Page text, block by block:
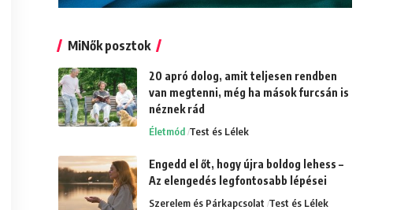
MiNők posztok
20 apró dolog, amit teljesen rendben
van megtenni, még ha mások furcsán is
néznek rád
Életmód Test és Lélek
Engedd el őt, hogy újra boldog lehess –
Az elengedés legfontosabb lépései
Szerelem és Párkapcsolat Test és Lélek